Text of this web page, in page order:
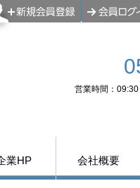
営業時間：
業HP 会社概要